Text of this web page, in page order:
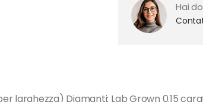
Hai
larghezza) Diamanti: Lab Grown 0.15